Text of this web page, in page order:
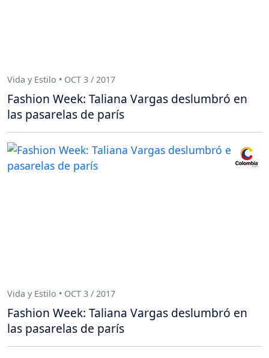
Vida y Estilo • OCT 3 / 2017
Fashion Week: Taliana Vargas deslumbró en
las pasarelas de parís
Vida y Estilo • OCT 3 / 2017
Fashion Week: Taliana Vargas deslumbró en
las pasarelas de parís